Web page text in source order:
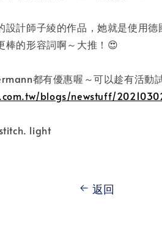
設計師子綾的作品，她就是使用
棒的形容詞啊～大推！😍
都有優惠喔～可以趁有活動
blogs/newstuff/
light
返回